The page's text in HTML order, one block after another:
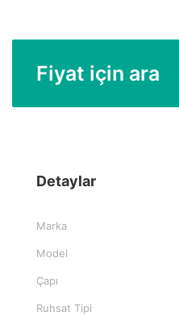
Fiyat için ara
Detaylar
Marka
Model
Çapı
Ruhsat Tipi